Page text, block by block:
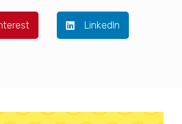
LinkedIn